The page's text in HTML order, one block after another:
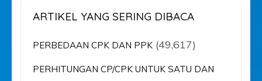
ARTIKEL YANG SERING DIBACA
PERBEDAAN CPK DAN PPK (49,617)
PERHITUNGAN CP/CPK UNTUK SATU DAN